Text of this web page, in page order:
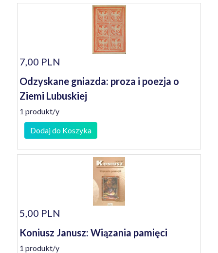
7,00 PLN
Odzyskane gniazda: proza i poezja o
Ziemi Lubuskiej
1 produkt/y
Dodaj do Koszyka
5,00 PLN
Koniusz Janusz: Wiązania pamięci
1 produkt/y